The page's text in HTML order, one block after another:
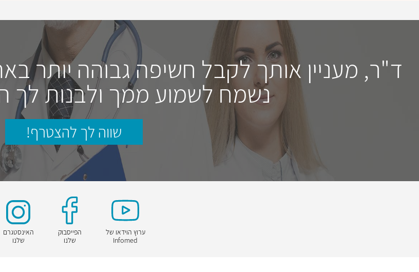
ד"ר, מעניין אותך לקבל חשיפה גבוהה יותר
נשמח לשמוע ממך ולבנות לך
שווה לך להצטרף!
ערוץ הוידאו של
Infomed
הפייסבוק
שלנו
האינסטגרם
שלנו